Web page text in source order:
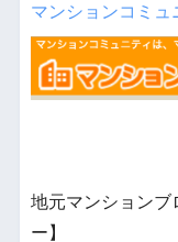
マンションコミュ
地元マンションブ
ー】